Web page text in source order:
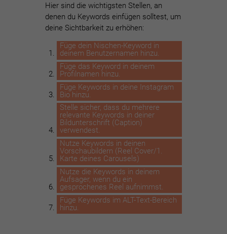
Hier sind die wichtigsten Stellen, an
denen du Keywords einfügen solltest, um
deine Sichtbarkeit zu erhöhen:
Füge dein Nischen-Keyword in
deinem Benutzernamen hinzu.
Füge das Keyword in deinem
Profilnamen hinzu.
Füge Keywords in deine Instagram
Bio hinzu.
Stelle sicher, dass du mehrere
relevante Keywords in deiner
Bildunterschrift (Caption)
verwendest.
Nutze Keywords in deinen
Vorschaubildern (Reel Cover/1.
Karte deines Carousels)
Nutze die Keywords in deinem
Aufsager, wenn du ein
gesprochenes Reel aufnimmst.
Füge Keywords im ALT-Text-Bereich
hinzu.